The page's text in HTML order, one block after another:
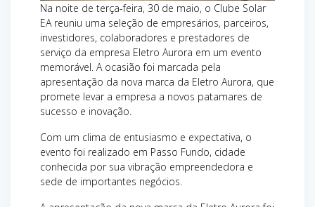
Na noite de terça-feira, 30 de maio, o Clube Solar
EA reuniu uma seleção de empresários, parceiros,
investidores, colaboradores e prestadores de
serviço da empresa Eletro Aurora em um evento
memorável. A ocasião foi marcada pela
apresentação da nova marca da Eletro Aurora, que
promete levar a empresa a novos patamares de
sucesso e inovação.
Com um clima de entusiasmo e expectativa, o
evento foi realizado em Passo Fundo, cidade
conhecida por sua vibração empreendedora e
sede de importantes negócios.